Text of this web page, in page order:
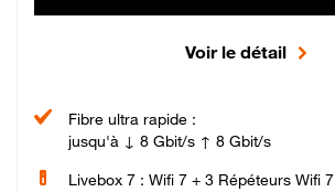
Voir le détail
Fibre ultra rapide :
jusqu'à ↓ 8 Gbit/s ↑ 8 Gbit/s
Livebox 7 : Wifi 7 + 3 Répéteurs Wifi 7